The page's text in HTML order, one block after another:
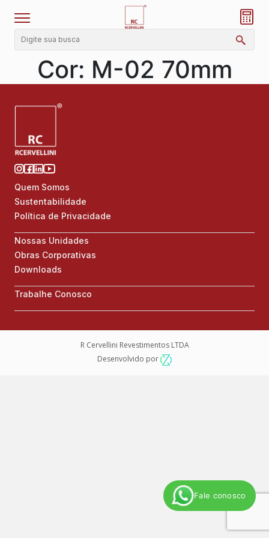
Fale conosco
Cor: M-02 70mm
Quem Somos
Sustentabilidade
Política de Privacidade
Nossas Unidades
Obras Corporativas
Downloads
Trabalhe Conosco
R Cervellini Revestimentos LTDA
Desenvolvido por